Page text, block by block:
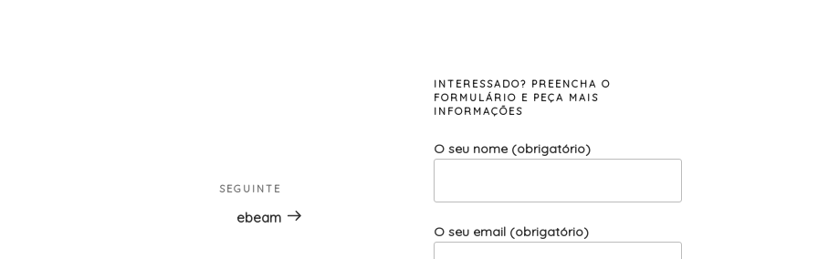
Conteúdo
seguinte
SEGUINTE
ebeam
INTERESSADO? PREENCHA O
FORMULÁRIO E PEÇA MAIS
INFORMAÇÕES
O seu nome (obrigatório)
O seu email (obrigatório)